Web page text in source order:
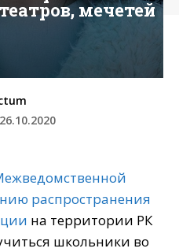
мечетей
распространения
на территории РК
школьники во